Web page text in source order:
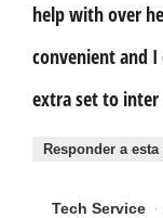
help with over
convenient and I
extra set to
Responder a
Tech Service ·